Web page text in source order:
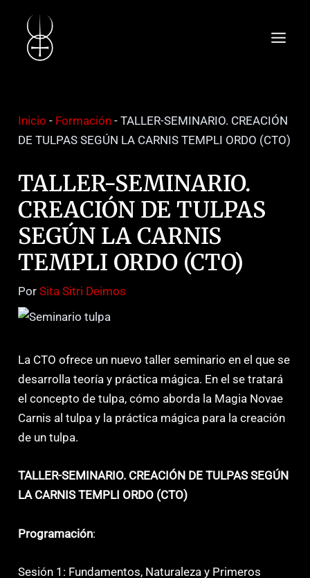
contenido
Inicio - Formación -TALLER-SEMINARIO. CREACIÓN
DE TULPAS SEGÚN LA CARNIS TEMPLI ORDO (CTO)
TALLER-SEMINARIO.
CREACIÓN DE TULPAS
SEGÚN LA CARNIS
TEMPLI ORDO (CTO)
PorSita Sitri Deimos
La CTO ofrece un nuevo taller seminario en el que se
desarrolla teoría y práctica mágica. En el se tratará
el concepto de tulpa, cómo aborda la Magia Novae
Carnis al tulpa y la práctica mágica para la creación
de un tulpa.
TALLER-SEMINARIO. CREACIÓN DE TULPAS SEGÚN
LA CARNIS TEMPLI ORDO (CTO)
Programación:
Sesión 1: Fundamentos, Naturaleza y Primeros
entradas